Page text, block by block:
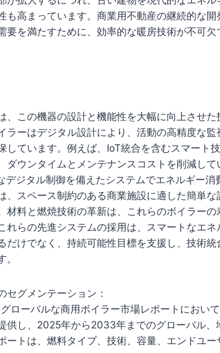
も高まっています。商業用不動産の継続的な
要を満たすために、効率的な暖房技術が不可欠
、この機器の設計と機能性を大幅に向上させた
ラーはデジタル設計により、活動の高精度な
しています。例えば、IoT統合を含むスマート
ダウンタイムとメンテナンスコストを削減し
デジタル制御を備えたシステムでエネルギー消
、スペース制約のある商業施設に適した簡単
材料と燃焼技術の革新は、これらのボイラー
れらの先進システムの採用は、スマートなエ
だけでなく、持続可能性目標を支援し、技術
セグメンテーション：
ローバルな商用ボイラー市場レポートにおい
供し、2025年から2033年までのグローバル、
ートは、燃料タイプ、技術、容量、エンドユ